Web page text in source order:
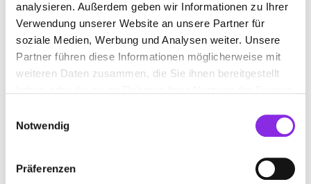
analysieren. Außerdem geben wir Informationen zu Ihrer
Verwendung unserer Website an unsere Partner für
soziale Medien, Werbung und Analysen weiter. Unsere
Partner führen diese Informationen möglicherweise mit
weiteren Daten zusammen, die Sie ihnen bereitgestellt
Notwendig
Präferenzen